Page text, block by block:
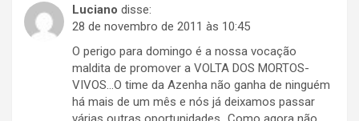
Luciano disse:
28 de novembro de 2011 às 10:45
O perigo para domingo é a nossa vocação
maldita de promover a VOLTA DOS MORTOS-
VIVOS…O time da Azenha não ganha de ninguém
há mais de um mês e nós já deixamos passar